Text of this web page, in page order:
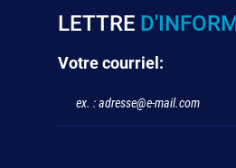
LETTRE
Votre courriel: